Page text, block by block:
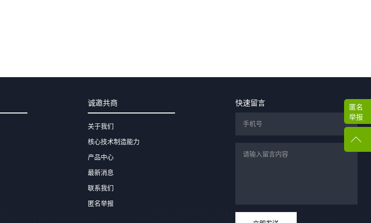
诚邀共商
关于我们
核心技术制造能力
产品中心
最新消息
联系我们
匿名举报
快速留言
匿名
举报